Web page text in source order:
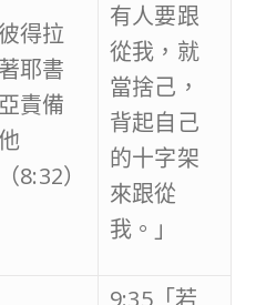
彼得拉
著耶書
亞責備
（8:32）
有人要跟
從我，就
當捨己，
背起自己
的十字架
來跟從
我。」